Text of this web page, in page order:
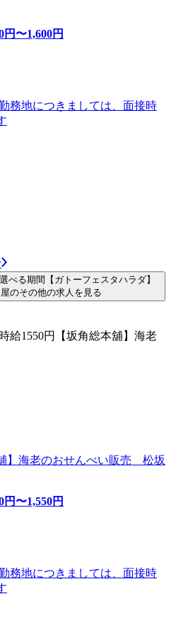
円〜1,600円
務地につきましては、面接時
べる期間【ガトーフェスタハラダ】
のその他の求人を見る
給1550円【坂角総本舖】海老
】海老のおせんべい販売 松坂
円〜1,550円
務地につきましては、面接時